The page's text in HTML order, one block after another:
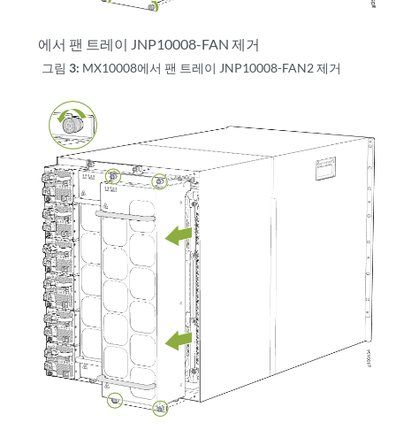
에서 팬 트레이 JNP10008-FAN 제거
그림 3: MX10008에서 팬 트레이 JNP10008-FAN2 제거